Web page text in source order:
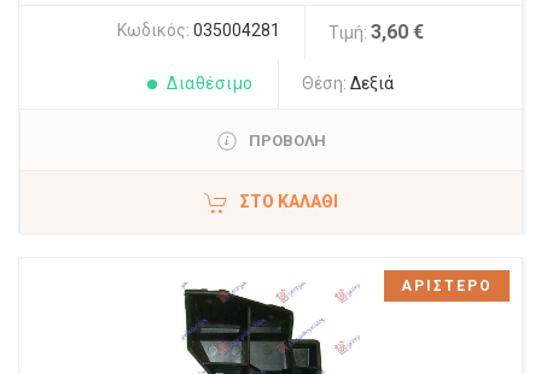
Κωδικός: 035004281 Τιμή: 3,60 €
Διαθέσιμο Θέση: Δεξιά
ΠΡΟΒΟΛΗ
ΣΤΟ ΚΑΛΆΘΙ
ΑΡΙΣΤΕΡΟ